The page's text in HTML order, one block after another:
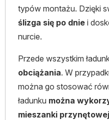
typów montażu. Dzięki
ślizga się po dnie i
nurcie.
Przede wszystkim
obciążania. W
można go stosować
ładunku można
mieszanki przynętowej